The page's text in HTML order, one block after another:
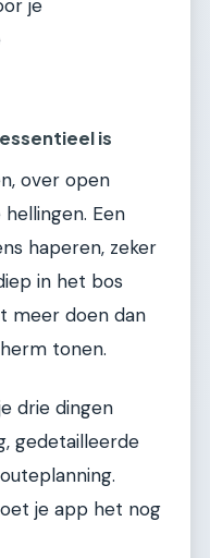
je
is
over open
Een
haperen, zeker
in het bos
meer doen dan
tonen.
drie dingen
gedetailleerde
je app het nog